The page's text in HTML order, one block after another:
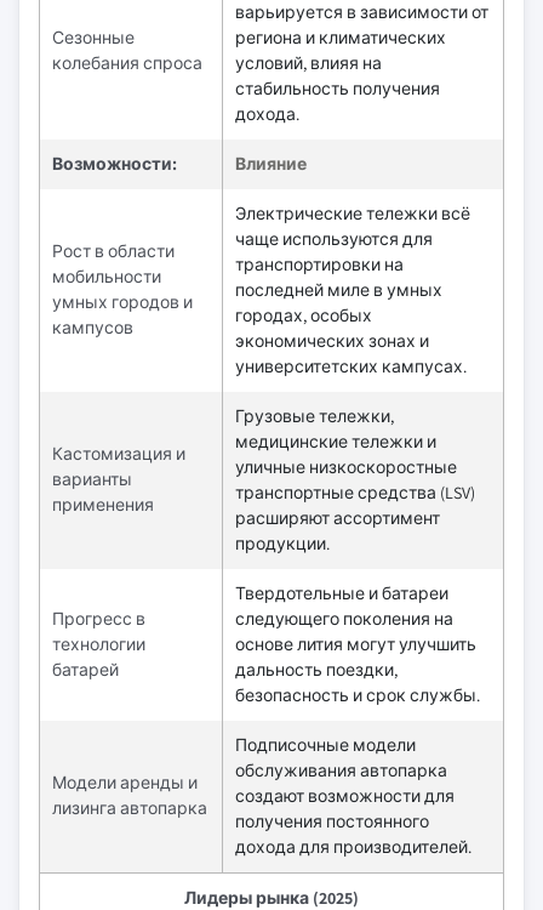
Сезонные
колебания спроса
варьируется в зависимости от
региона и климатических
условий, влияя на
стабильность получения
дохода.
Возможности: Влияние
Рост в области
мобильности
умных городов и
кампусов
Электрические тележки всё
чаще используются для
транспортировки на
последней миле в умных
городах, особых
экономических зонах и
университетских кампусах.
Кастомизация и
варианты
применения
Грузовые тележки,
медицинские тележки и
уличные низкоскоростные
транспортные средства (LSV)
расширяют ассортимент
продукции.
Прогресс в
технологии
батарей
Твердотельные и батареи
следующего поколения на
основе лития могут улучшить
дальность поездки,
безопасность и срок службы.
Модели аренды и
лизинга автопарка
Подписочные модели
обслуживания автопарка
создают возможности для
получения постоянного
дохода для производителей.
Лидеры рынка (2025)